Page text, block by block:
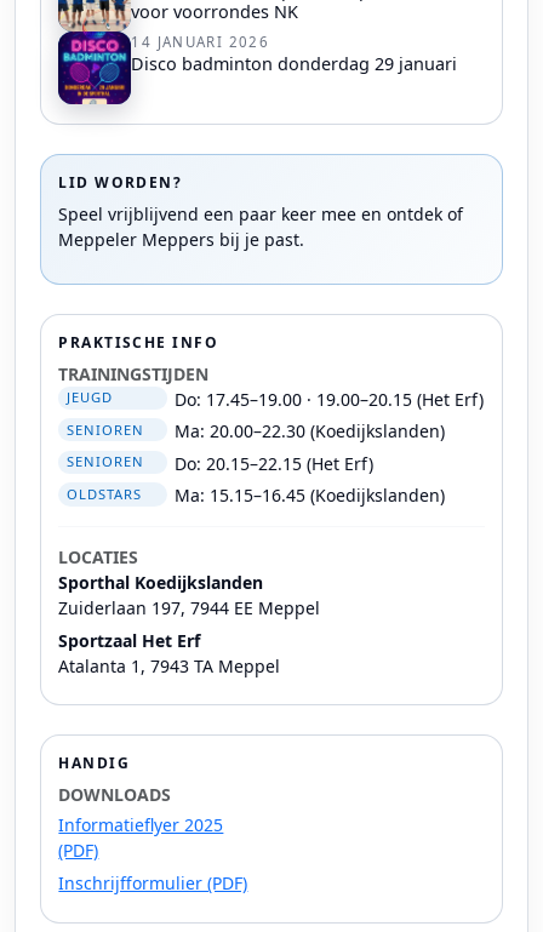
voor voorrondes NK
14 JANUARI 2026
Disco badminton donderdag 29 januari
LID WORDEN?
Speel vrijblijvend een paar keer mee en ontdek of
Meppeler Meppers bij je past.
PRAKTISCHE INFO
TRAININGSTIJDEN
JEUGD Do: 17.45–19.00 · 19.00–20.15 (Het Erf)
SENIOREN Ma: 20.00–22.30 (Koedijkslanden)
SENIOREN Do: 20.15–22.15 (Het Erf)
OLDSTARS Ma: 15.15–16.45 (Koedijkslanden)
LOCATIES
Sporthal Koedijkslanden
Zuiderlaan 197, 7944 EE Meppel
Sportzaal Het Erf
Atalanta 1, 7943 TA Meppel
HANDIG
DOWNLOADS
Informatieflyer 2025
(PDF)
Inschrijfformulier (PDF)